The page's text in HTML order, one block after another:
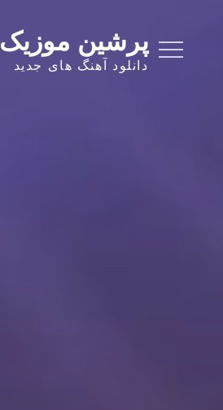
content
پرشین موزیک
دانلود آهنگ های جدید